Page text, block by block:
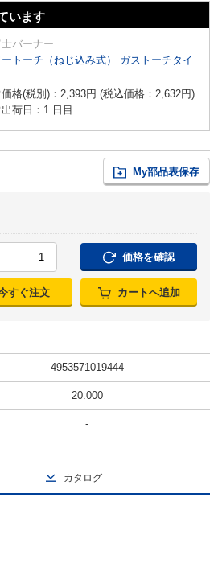
います
バーナー
トーチ（ねじ込み式） ガストーチタイ
格(税別)： 2,393円 (税込価格： 2,632円)
荷日：1 日目
My部品表保存
価格を確認
すぐ注文 カートへ追加
4953571019444
20.000
-
カタログ